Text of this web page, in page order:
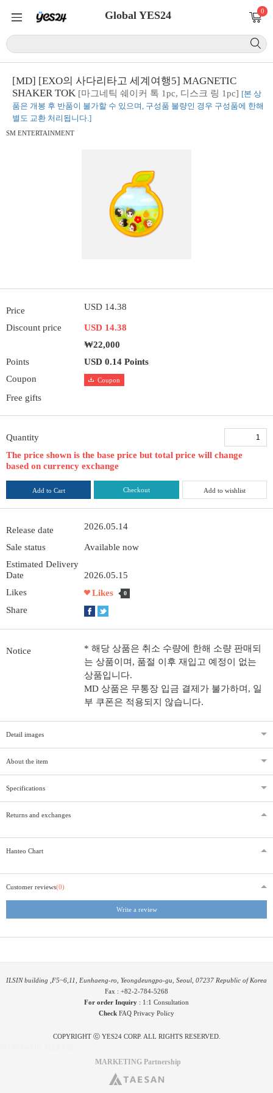
Global YES24 0
[MD] [EXO의 사다리타고 세계여행5] MAGNETIC
SHAKER TOK [마그네틱 쉐이커 톡 1pc, 디스크 링 1pc] [본 상
품은 개봉 후 반품이 불가할 수 있으며, 구성품 불량인 경우 구성품에 한해
별도 교환 처리됩니다.]
SM ENTERTAINMENT
Price USD 14.38
Discount price
USD 14.38
₩22,000
Points
USD 0.14 Points
Coupon
Coupon
Free gifts
Quantity
The price shown is the base price but total price will change
based on currency exchange
Add to Cart Checkout Add to wishlist
Release date 2026.05.14
Sale status
Available now
Estimated Delivery
Date
2026.05.15
Likes
Likes 0
Share
Notice
* 해당 상품은 취소 수량에 한해 소량 판매되
는 상품이며, 품절 이후 재입고 예정이 없는
상품입니다.
MD 상품은 무통장 입금 결제가 불가하며, 일
부 쿠폰은 적용되지 않습니다.
Detail images
About the item
Specifications
Returns and exchanges
Hanteo Chart
Customer reviews(0)
Write a review
ILSIN building ,F5~6,11, Eunhaeng-ro, Yeongdeungpo-gu, Seoul, 07237 Republic of Korea
Fax : +82-2-784-5268
For order Inquiry : 1:1 Consultation
Check FAQ Privacy Policy
COPYRIGHT ⓒ YES24 CORP. ALL RIGHTS RESERVED.
MARKETING Partnership